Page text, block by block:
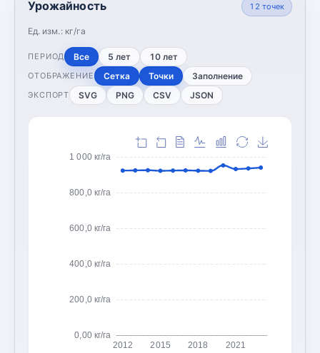
Урожайность
Ед. изм.: кг/га
12 точек
ПЕРИОД Все 5 лет 10 лет
ОТОБРАЖЕНИЕ Сетка Точки Заполнение
ЭКСПОРТ SVG PNG CSV JSON
0,00 кг/га
200,0 кг/га
400,0 кг/га
600,0 кг/га
800,0 кг/га
1 000 кг/га
2012 2015 2018 2021